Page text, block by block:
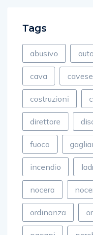
Tags
abusivo auto
cava cavese
costruzioni
direttore
fuoco
incendio
nocera
ordinanza